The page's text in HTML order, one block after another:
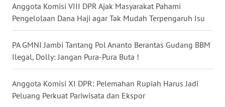
Anggota Komisi VIII DPR Ajak Masyarakat Pahami
Pengelolaan Dana Haji agar Tak Mudah Terpengaruh Isu
PA GMNI Jambi Tantang Pol Ananto Berantas Gudang BBM
Ilegal, Dolly: Jangan Pura-Pura Buta !
Anggota Komisi XI DPR: Pelemahan Rupiah Harus Jadi
Peluang Perkuat Pariwisata dan Ekspor
WN
JATENG
WN
NUSANTARA
WN
JOGJA